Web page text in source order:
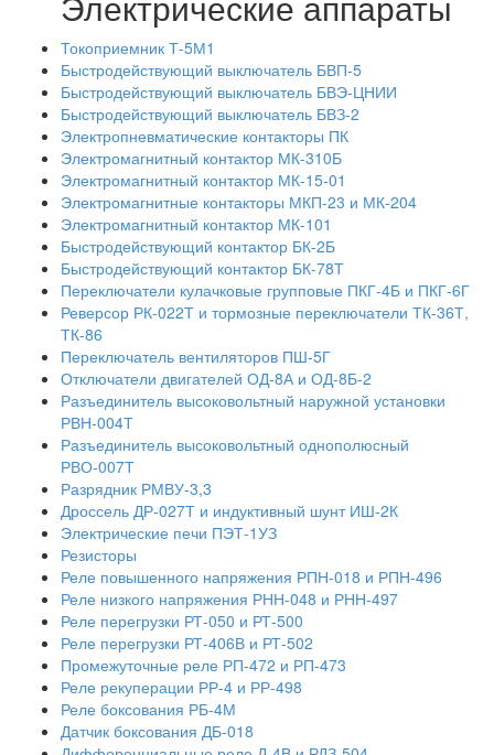
Токоприемник Т-5М1
Быстродействующий выключатель БВП-5
Быстродействующий выключатель БВЭ-ЦНИИ
Быстродействующий выключатель БВЗ-2
Электропневматические контакторы ПК
Электромагнитный контактор МК-310Б
Электромагнитный контактор МК-15-01
Электромагнитные контакторы МКП-23 и МК-204
Электромагнитный контактор МК-101
Быстродействующий контактор БК-2Б
Быстродействующий контактор БК-78Т
Переключатели кулачковые групповые ПКГ-4Б и ПКГ-6Г
Реверсор РК-022Т и тормозные переключатели ТК-36Т,
ТК-86
Переключатель вентиляторов ПШ-5Г
Отключатели двигателей ОД-8А и ОД-8Б-2
Разъединитель высоковольтный наружной установки
РВН-004Т
Разъединитель высоковольтный однополюсный
РВО-007Т
Разрядник РМВУ-3,3
Дроссель ДР-027Т и индуктивный шунт ИШ-2К
Электрические печи ПЭТ-1УЗ
Резисторы
Реле повышенного напряжения РПН-018 и РПН-496
Реле низкого напряжения РНН-048 и РНН-497
Реле перегрузки РТ-050 и РТ-500
Реле перегрузки РТ-406В и РТ-502
Промежуточные реле РП-472 и РП-473
Реле рекуперации РР-4 и РР-498
Реле боксования РБ-4М
Датчик боксования ДБ-018